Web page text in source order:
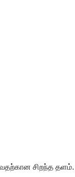
சிறந்த